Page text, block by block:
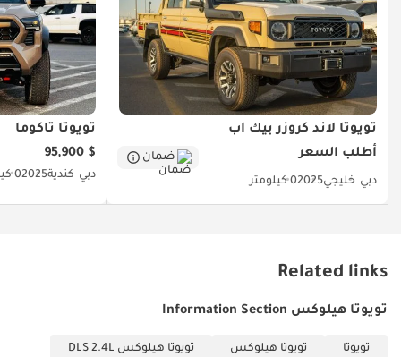
تويوتا لاند كروزر بيك آب
أطلب السعر
ضمان
دبي خليجي20250 كيلومتر
تويوتا تاكوما
$ 95,900
دبي كندية20250 كيلومتر
Related links
تويوتا هيلوكس Information Section
تويوتا تويوتا هيلوكس تويوتا هيلوكس DLS 2.4L